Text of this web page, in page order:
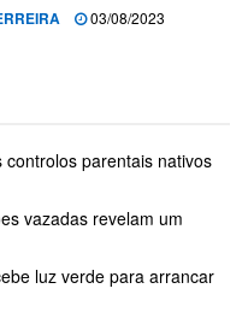
03/08/2023
parentais nativos
vazadas revelam um
luz verde para arrancar